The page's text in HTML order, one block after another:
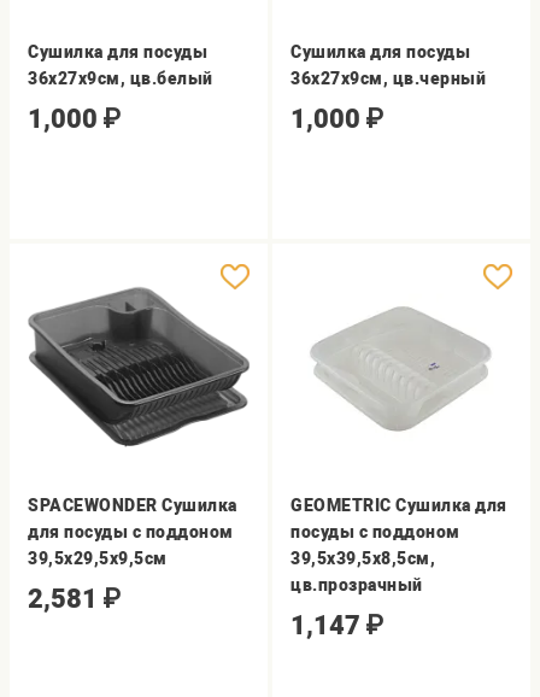
Сушилка для посуды
36х27х9см, цв.белый
1,000 ₽
Сушилка для посуды
36х27х9см, цв.черный
1,000 ₽
SPACEWONDER Сушилка
для посуды с поддоном
39,5х29,5х9,5см
2,581 ₽
GEOMETRIC Сушилка для
посуды с поддоном
39,5х39,5х8,5см,
цв.прозрачный
1,147 ₽